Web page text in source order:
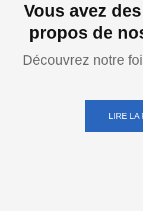
Vous avez
propos de
Découvrez notre
LIRE LA